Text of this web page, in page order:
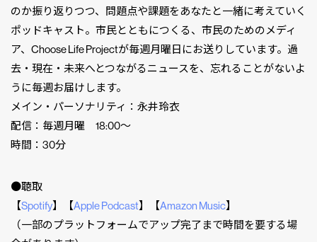
のか振り返りつつ、問題点や課題をあなたと一緒に考えていく
ポッドキャスト。市民とともにつくる、市民のためのメディ
ア、Choose Life Projectが毎週月曜日にお送りしています。過
去・現在・未来へとつながるニュースを、忘れることがないよ
うに毎週お届けします。
メイン・パーソナリティ：永井玲衣
配信：毎週月曜 18:00〜
時間：30分
●聴取
【Spotify】【Apple Podcast】【Amazon Music】
（一部のプラットフォームでアップ完了まで時間を要する場